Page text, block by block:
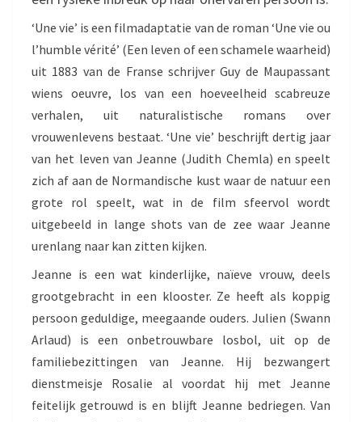
‘Une vie’ is een filmadaptatie van de roman ‘Une vie ou
l’humble vérité’ (Een leven of een schamele waarheid)
uit 1883 van de Franse schrijver Guy de Maupassant
wiens oeuvre, los van een hoeveelheid scabreuze
verhalen, uit naturalistische romans over
vrouwenlevens bestaat. ‘Une vie’ beschrijft dertig jaar
van het leven van Jeanne (Judith Chemla) en speelt
zich af aan de Normandische kust waar de natuur een
grote rol speelt, wat in de film sfeervol wordt
uitgebeeld in lange shots van de zee waar Jeanne
urenlang naar kan zitten kijken.
Jeanne is een wat kinderlijke, naïeve vrouw, deels
grootgebracht in een klooster. Ze heeft als koppig
persoon geduldige, meegaande ouders. Julien (Swann
Arlaud) is een onbetrouwbare losbol, uit op de
familiebezittingen van Jeanne. Hij bezwangert
dienstmeisje Rosalie al voordat hij met Jeanne
feitelijk getrouwd is en blijft Jeanne bedriegen. Van